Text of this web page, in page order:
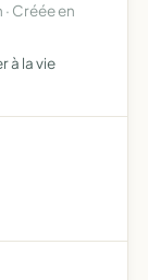
Créée en
à la vie